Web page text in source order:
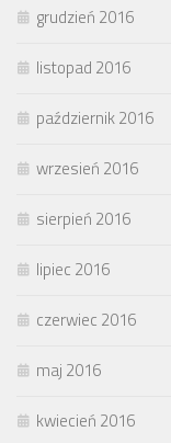
grudzień 2016
listopad 2016
październik 2016
wrzesień 2016
sierpień 2016
lipiec 2016
czerwiec 2016
maj 2016
kwiecień 2016